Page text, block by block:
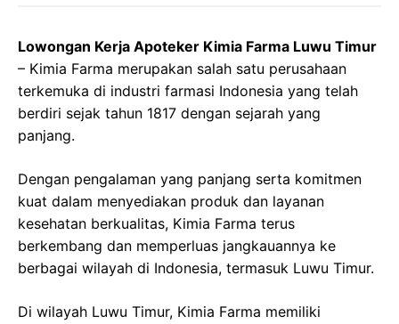
Lowongan Kerja Apoteker Kimia Farma Luwu Timur
– Kimia Farma merupakan salah satu perusahaan
terkemuka di industri farmasi Indonesia yang telah
berdiri sejak tahun 1817 dengan sejarah yang
panjang.
Dengan pengalaman yang panjang serta komitmen
kuat dalam menyediakan produk dan layanan
kesehatan berkualitas, Kimia Farma terus
berkembang dan memperluas jangkauannya ke
berbagai wilayah di Indonesia, termasuk Luwu Timur.
Di wilayah Luwu Timur, Kimia Farma memiliki